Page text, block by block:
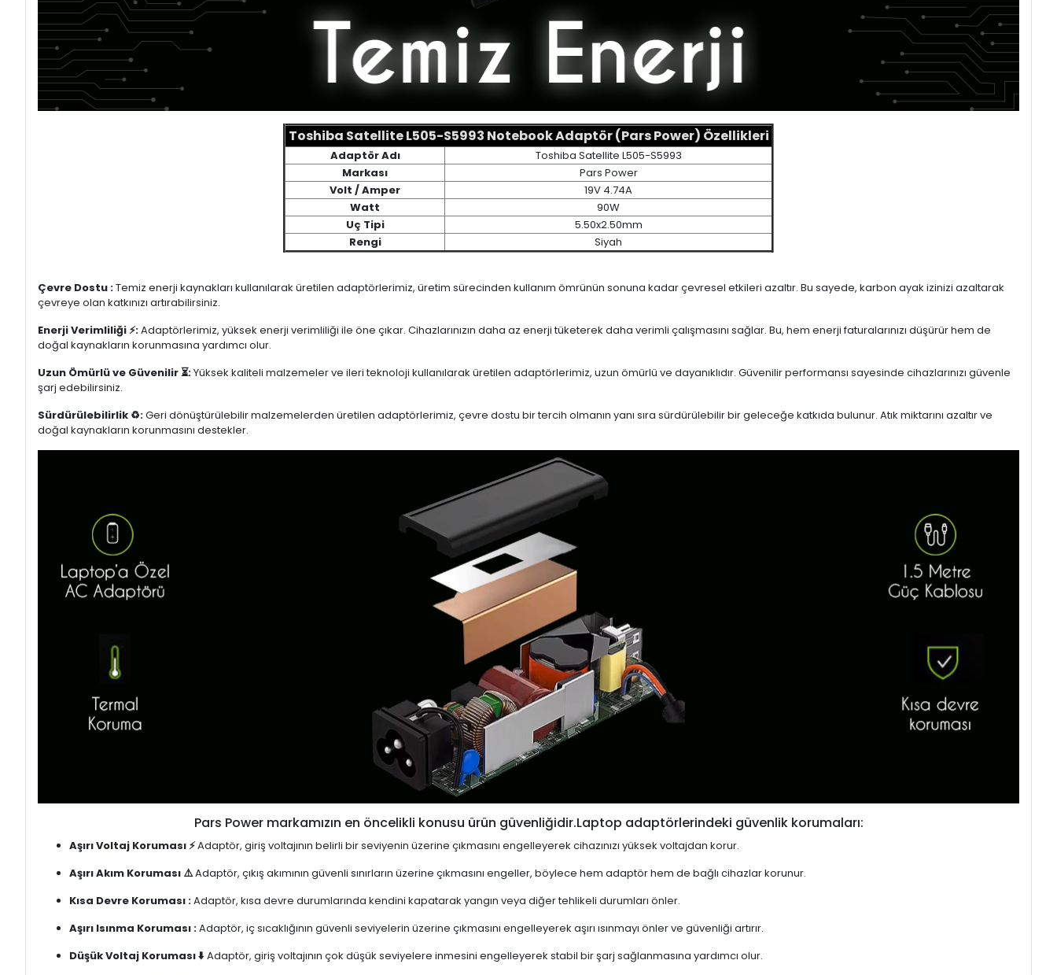
Toshiba Satellite L505-S5993 Notebook Adaptör (Pars Power) Özellikleri
Adaptör Adı
Toshiba Satellite L505-S5993
Markası
Pars Power
Volt / Amper
19V 4.74A
Watt
90W
Uç Tipi
5.50x2.50mm
Rengi
Siyah
Çevre Dostu :Temiz enerji kaynakları kullanılarak üretilen adaptörlerimiz, üretim sürecinden kullanım ömrünün sonuna kadar çevresel etkileri azaltır. Bu sayede, karbon ayak izinizi azaltarak
çevreye olan katkınızı artırabilirsiniz.
Enerji Verimliliği ⚡:Adaptörlerimiz, yüksek enerji verimliliği ile öne çıkar. Cihazlarınızın daha az enerji tüketerek daha verimli çalışmasını sağlar. Bu, hem enerji faturalarınızı düşürür hem de
doğal kaynakların korunmasına yardımcı olur.
Uzun Ömürlü ve Güvenilir ⏳:Yüksek kaliteli malzemeler ve ileri teknoloji kullanılarak üretilen adaptörlerimiz, uzun ömürlü ve dayanıklıdır. Güvenilir performansı sayesinde cihazlarınızı güvenle
şarj edebilirsiniz.
Sürdürülebilirlik ♻️:Geri dönüştürülebilir malzemelerden üretilen adaptörlerimiz, çevre dostu bir tercih olmanın yanı sıra sürdürülebilir bir geleceğe katkıda bulunur. Atık miktarını azaltır ve
doğal kaynakların korunmasını destekler.
Pars Power markamızın en öncelikli konusu ürün güvenliğidir.Laptop adaptörlerindeki güvenlik korumaları:
Aşırı Voltaj Koruması ⚡Adaptör, giriş voltajının belirli bir seviyenin üzerine çıkmasını engelleyerek cihazınızı yüksek voltajdan korur.
Aşırı Akım Koruması ⚠️Adaptör, çıkış akımının güvenli sınırların üzerine çıkmasını engeller, böylece hem adaptör hem de bağlı cihazlar korunur.
Kısa Devre Koruması :Adaptör, kısa devre durumlarında kendini kapatarak yangın veya diğer tehlikeli durumları önler.
Aşırı Isınma Koruması :Adaptör, iç sıcaklığının güvenli seviyelerin üzerine çıkmasını engelleyerek aşırı ısınmayı önler ve güvenliği artırır.
Düşük Voltaj Koruması ⬇️Adaptör, giriş voltajının çok düşük seviyelere inmesini engelleyerek stabil bir şarj sağlanmasına yardımcı olur.